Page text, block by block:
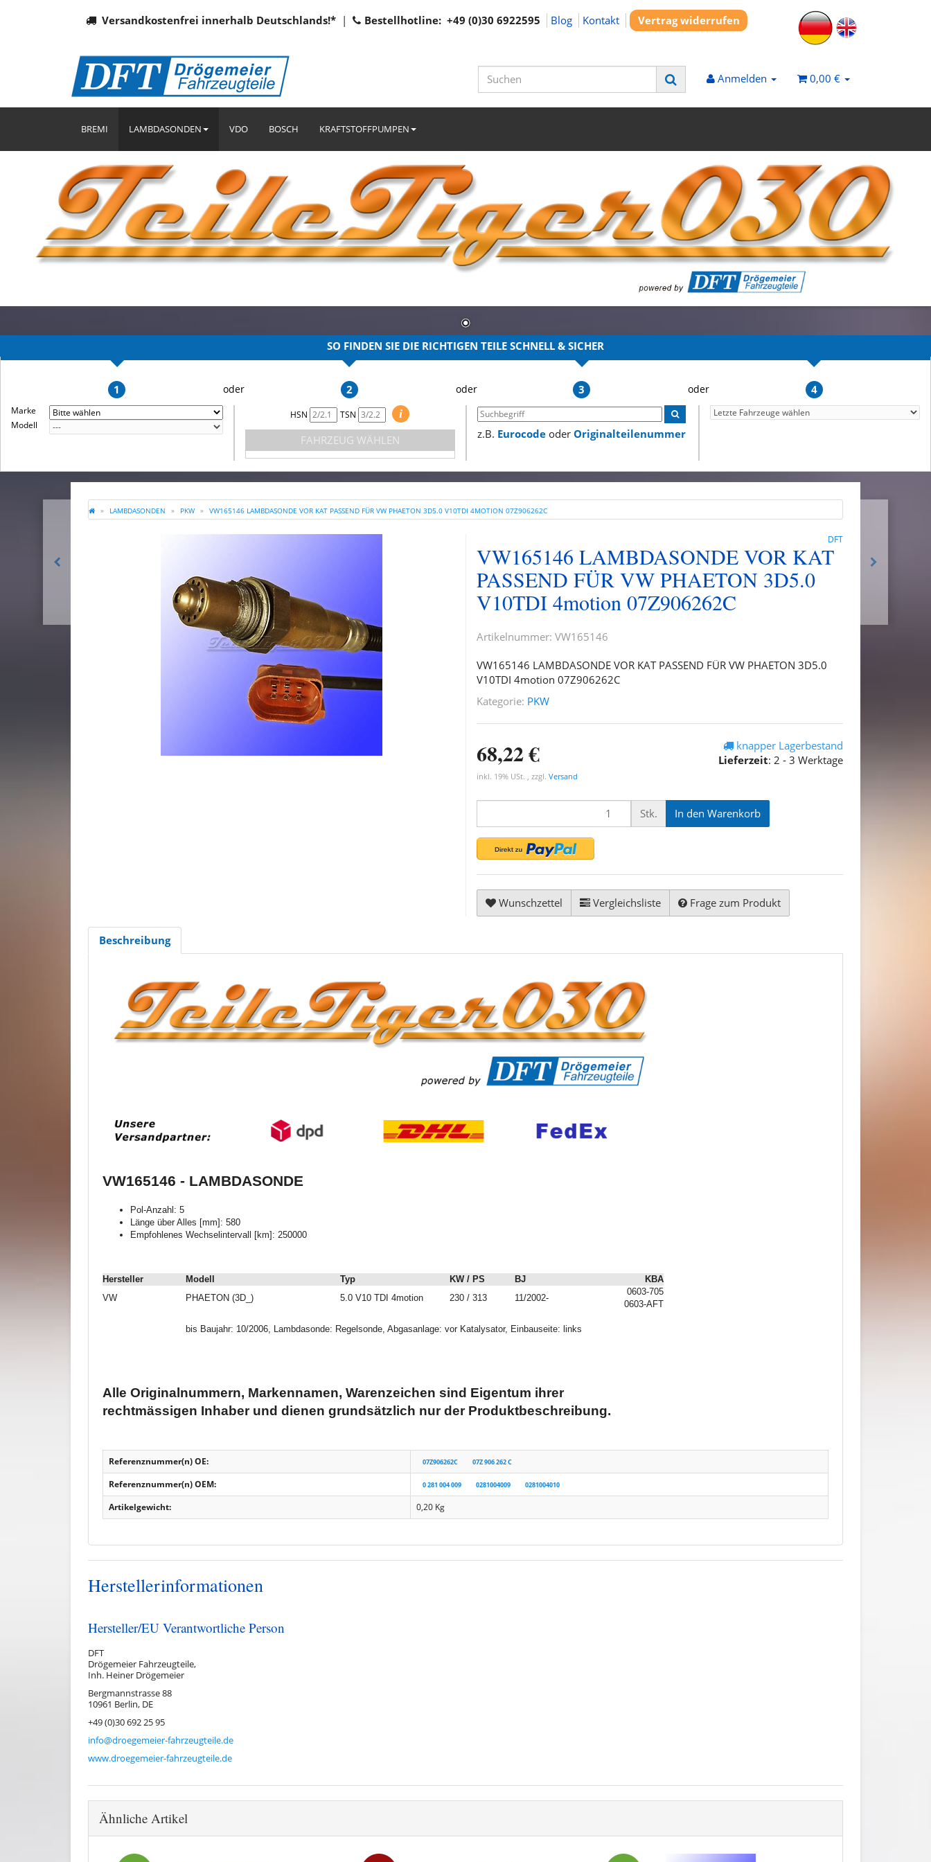
Versandkostenfrei innerhalb Deutschlands!* | Bestellhotline: +49 (0)30 6922595 Blog Kontakt Vertrag widerrufen
Anmelden 0,00 €
BREMI LAMBDASONDEN VDO BOSCH KRAFTSTOFFPUMPEN
SO FINDEN SIE DIE RICHTIGEN TEILE SCHNELL & SICHER
1
Marke
Modell
2
HSN TSN
i
FAHRZEUG WÄHLEN
3
z.B. Eurocode oder Originalteilenummer
4
LAMBDASONDEN PKW VW165146 LAMBDASONDE VOR KAT PASSEND FÜR VW PHAETON 3D5.0 V10TDI 4MOTION 07Z906262C
DFT
VW165146 LAMBDASONDE VOR KAT
PASSEND FÜR VW PHAETON 3D5.0
V10TDI 4motion 07Z906262C
Artikelnummer: VW165146
VW165146 LAMBDASONDE VOR KAT PASSEND FÜR VW PHAETON 3D5.0
V10TDI 4motion 07Z906262C
Kategorie: PKW
68,22 €
inkl. 19% USt. , zzgl. Versand
knapper Lagerbestand
Lieferzeit: 2 - 3 Werktage
Stk. In den Warenkorb
Wunschzettel Vergleichsliste Frage zum Produkt
Beschreibung
VW165146 - LAMBDASONDE
Pol-Anzahl: 5
Länge über Alles [mm]: 580
Empfohlenes Wechselintervall [km]: 250000
Hersteller Modell Typ KW / PS BJ
KBA
VW
PHAETON (3D_) 5.0 V10 TDI 4motion 230 / 313 11/2002-
0603-705
0603-AFT
bis Baujahr: 10/2006, Lambdasonde: Regelsonde, Abgasanlage: vor Katalysator, Einbauseite: links
Alle Originalnummern, Markennamen, Warenzeichen sind Eigentum ihrer
rechtmässigen Inhaber und dienen grundsätzlich nur der Produktbeschreibung.
Referenznummer(n) OE: 07Z906262C 07Z 906 262 C
Referenznummer(n) OEM: 0 281 004 009 0281004009 0281004010
Artikelgewicht: 0,20 Kg
Herstellerinformationen
Hersteller/EU Verantwortliche Person
DFT
Drögemeier Fahrzeugteile,
Inh. Heiner Drögemeier
Bergmannstrasse 88
10961 Berlin, DE
+49 (0)30 692 25 95
info@droegemeier-fahrzeugteile.de
www.droegemeier-fahrzeugteile.de
Ähnliche Artikel